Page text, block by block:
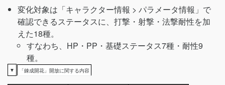
変化対象は「キャラクター情報 > パラメータ情報」で
確認できるステータスに、打撃・射撃・法撃耐性を加
えた18種。
すなわち、HP・PP・基礎ステータス7種・耐性9
種。
▼ 「錬成開花」開放に関する内容